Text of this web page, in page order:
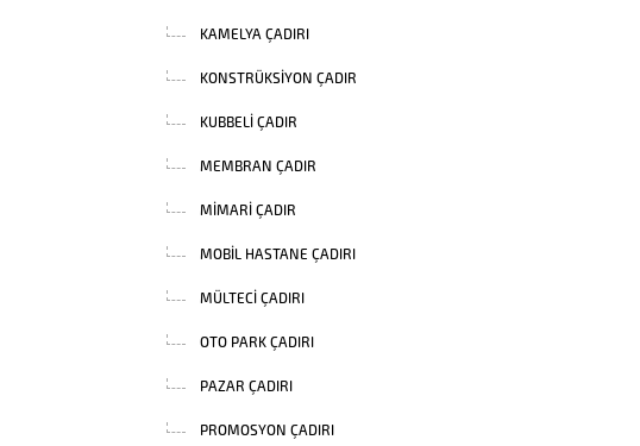
KAMELYA ÇADIRI
KONSTRÜKSIYON ÇADIR
KUBBELI ÇADIR
MEMBRAN ÇADIR
MIMARI ÇADIR
MOBIL HASTANE ÇADIRI
MÜLTECI ÇADIRI
OTO PARK ÇADIRI
PAZAR ÇADIRI
PROMOSYON ÇADIRI